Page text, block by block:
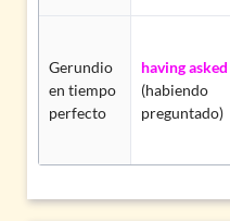
Gerundio
en tiempo
perfecto
having asked
(habiendo
preguntado)